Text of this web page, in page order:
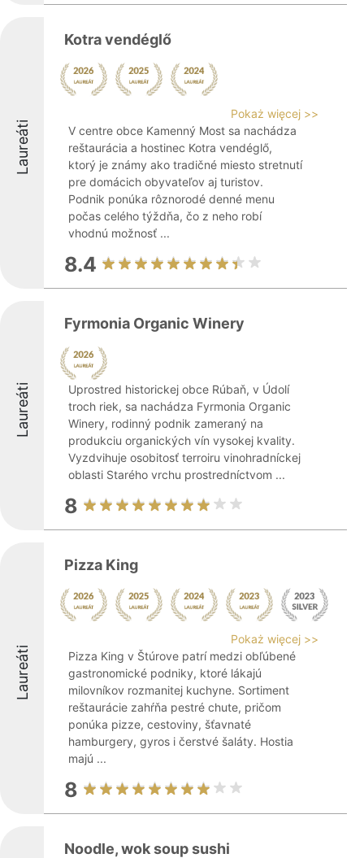
Laureáti
Kotra vendéglő
Pokaż więcej >>
V centre obce Kamenný Most sa nachádza
reštaurácia a hostinec Kotra vendéglő,
ktorý je známy ako tradičné miesto stretnutí
pre domácich obyvateľov aj turistov.
Podnik ponúka rôznorodé denné menu
počas celého týždňa, čo z neho robí
vhodnú možnosť ...
8.4
Laureáti
Fyrmonia Organic Winery
Uprostred historickej obce Rúbaň, v Údolí
troch riek, sa nachádza Fyrmonia Organic
Winery, rodinný podnik zameraný na
produkciu organických vín vysokej kvality.
Vyzdvihuje osobitosť terroiru vinohradníckej
oblasti Starého vrchu prostredníctvom ...
8
Laureáti
Pizza King
Pokaż więcej >>
Pizza King v Štúrove patrí medzi obľúbené
gastronomické podniky, ktoré lákajú
milovníkov rozmanitej kuchyne. Sortiment
reštaurácie zahŕňa pestré chute, pričom
ponúka pizze, cestoviny, šťavnaté
hamburgery, gyros i čerstvé šaláty. Hostia
majú ...
8
Noodle, wok soup sushi